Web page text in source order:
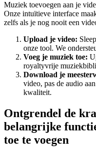
Muziek toevoegen aan je
Onze intuïtieve interface
zelfs als je nog nooit een
Upload je video:
onze tool. We
Voeg je muziek toe:
royaltyvrije
Download je
video, pas de audio
kwaliteit.
Ontgrendel de
belangrijke
toe te voegen